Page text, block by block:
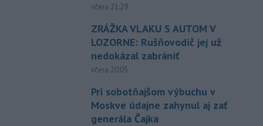
včera 21:29
ZRÁŽKA VLAKU S AUTOM V
LOZORNE: Rušňovodič jej už
nedokázal zabrániť
včera 20:05
Pri sobotňajšom výbuchu v
Moskve údajne zahynul aj zať
generála Čajka